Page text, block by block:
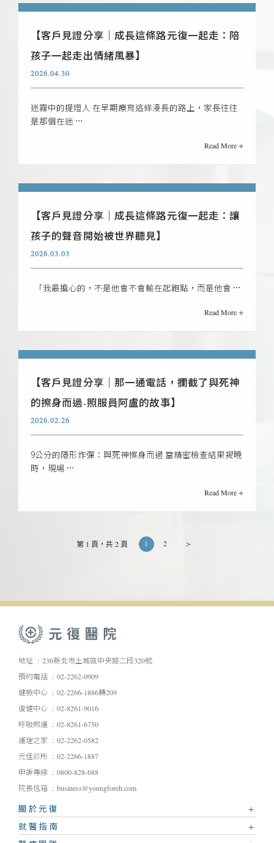
【客戶見證分享｜成長這條路元復一起走：陪
孩子一起走出情緒風暴】
2026.04.30
迷霧中的提燈人 在早期療育這條漫長的路上，家長往往
是那個在迷 …
Read More +
【客戶見證分享｜成長這條路元復一起走：讓
孩子的聲音開始被世界聽見】
2026.03.03
「我最擔心的，不是他會不會輸在起跑點，而是他會 …
Read More +
【客戶見證分享｜那一通電話，攔截了與死神
的擦身而過-照服員阿盧的故事】
2026.02.26
9公分的隱形炸彈：與死神擦身而過 當精密檢查結果揭曉
時，現場 …
Read More +
第 1 頁，共 2 頁 1 2 >
地址
236新北市土城區中央路二段320號
預約電話
02-2262-0909
健檢中心
02-2266-1886轉209
復健中心
02-8261-9016
呼吸照護
02-8261-6750
護理之家
02-2262-0582
元佳診所
02-2266-1887
申訴專線
0800-828-688
院長信箱
business@youngforeh.com
關於元復
就醫指南